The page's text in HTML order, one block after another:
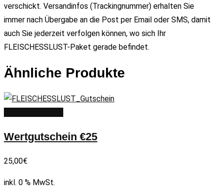
verschickt. Versandinfos (Trackingnummer) erhalten Sie
immer nach Übergabe an die Post per Email oder SMS, damit
auch Sie jederzeit verfolgen können, wo sich Ihr
FLEISCHESSLUST-Paket gerade befindet.
Ähnliche Produkte
Wertgutschein €25
25,00€
inkl. 0 % MwSt.